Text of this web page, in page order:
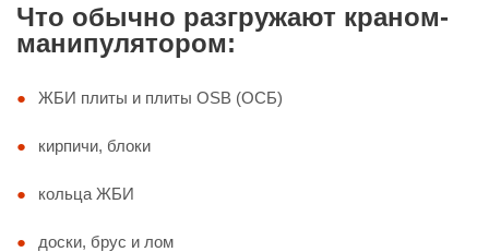
Что обычно разгружают краном-
манипулятором:
ЖБИ плиты и плиты OSB (ОСБ)
кирпичи, блоки
кольца ЖБИ
доски, брус и лом